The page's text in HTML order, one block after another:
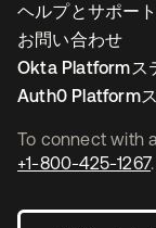
To connect with
+1-800-425-1267.
ヘルプとサポート
お問い合わせ
Okta Platformス
Auth0 Platform